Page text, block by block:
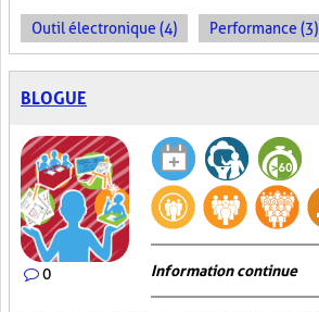
Outil électronique (4) Performance (3)
BLOGUE
0 Information continue